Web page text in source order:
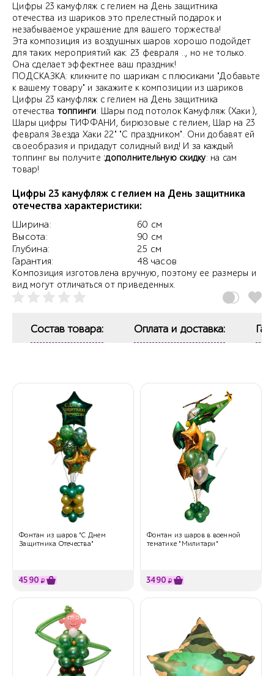
Цифры 23 камуфляж с гелием на День защитника
отечества из шариков это прелестный подарок и
незабываемое украшение для вашего торжества!
Эта композиция из воздушных шаров хорошо подойдет
для таких мероприятий как: 23 февраля .., но не только.
Она сделает эффектнее ваш праздник!
ПОДСКАЗКА: кликните по шарикам с плюсиками "Добавьте
к вашему товару" и закажите к композиции из шариков
Цифры 23 камуфляж с гелием на День защитника
отечества топпинги: Шары под потолок Камуфляж (Хаки ),
Шары цифры ТИФФАНИ, бирюзовые с гелием, Шар на 23
февраля Звезда Хаки 22" "С праздником". Они добавят ей
своеобразия и придадут солидный вид! И за каждый
топпинг вы получите :дополнительную скидку: на сам
товар!
Цифры 23 камуфляж с гелием на День защитника
отечества характеристики:
Ширина:
Высота:
Глубина:
Гарантия:
60 см
90 см
25 см
48 часов
Композиция изготовлена вручную, поэтому ее размеры и
вид могут отличаться от приведенных.
Состав товара: Оплата и доставка:
Фонтан из шаров "С Днем
Защитника Отечества"
4590 ₽
Фонтан из шаров в военной
тематике "Милитари"
3490 ₽